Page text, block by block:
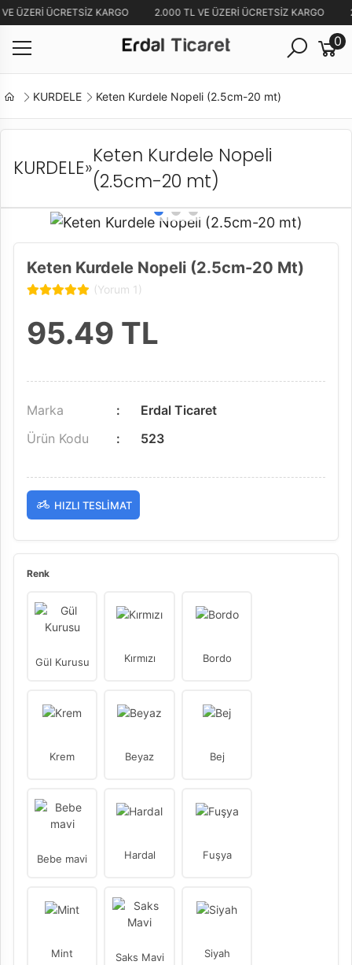
ÜZERİ ÜCRETSİZ KARGO 2.000 TL VE ÜZERİ ÜCRETSİZ KARGO
0
KURDELE Keten Kurdele Nopeli (2.5cm-20 mt)
KURDELE»
Keten Kurdele Nopeli
(2.5cm-20 mt)
Keten Kurdele Nopeli (2.5cm-20 Mt)
(Yorum 1)
95.49 TL
Marka
Erdal Ticaret
Ürün Kodu
523
HIZLI TESLIMAT
Renk
Gül Kurusu Kırmızı Bordo
Krem Beyaz Bej
Bebe mavi Hardal Fuşya
Mint Saks Mavi Siyah